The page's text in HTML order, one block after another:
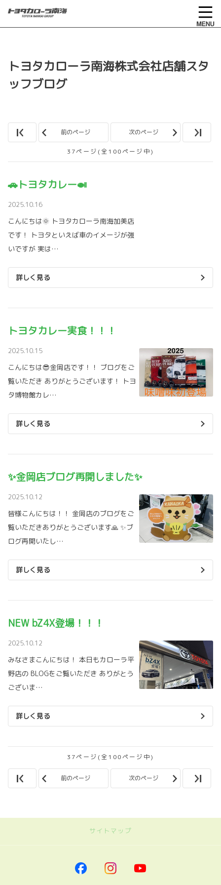
トヨタカローラ南海株式会社店舗スタ
ッフブログ
前のページ 次のページ
37ページ(全100ページ中)
🚗トヨタカレー🍛
2025.10.16
こんにちは🌞 トヨタカローラ南海加美店
です！ トヨタといえば車のイメージが強
いですが 実は…
詳しく見る
トヨタカレー実食！！！
2025.10.15
こんにちは😎金岡店です！！ ブログをご
覧いただき ありがとうございます！ トヨ
タ博物館カレ…
詳しく見る
✨金岡店ブログ再開しました✨
2025.10.12
皆様こんにちは！！ 金岡店のブログをご
覧いただきありがとうございます🙏 ✨ブ
ログ再開いたし…
詳しく見る
NEW bZ4X登場！！！
2025.10.12
みなさまこんにちは！ 本日もカローラ平
野店の BLOGをご覧いただき ありがとう
ございま…
詳しく見る
37ページ(全100ページ中)
前のページ 次のページ
サイトマップ